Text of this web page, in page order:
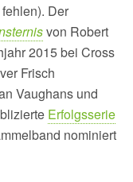
Der
von Robert
2015 bei Cross
Frisch
Vaughans und
Erfolgsserie
nominiert